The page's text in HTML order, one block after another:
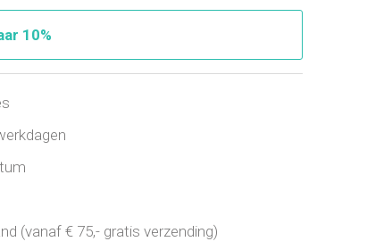
10%
(vanaf € 75,- gratis verzending)